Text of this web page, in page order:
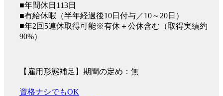
■年間休日113日
■有給休暇（半年経過後10日付与／10～20日）
■年2回5連休取得可能※有休＋公休含む（取得実績約
90%）
【雇用形態補足】期間の定め：無
資格ナシでもOK